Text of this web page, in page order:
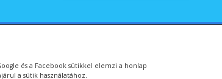
és a Facebook sütikkel elemzi a honlap
a sütik használatához.
Egyesület. Minden jog fenntartva.